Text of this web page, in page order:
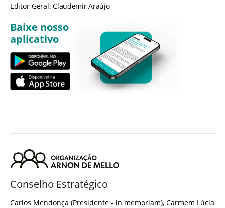
Editor-Geral: Claudemir Araújo
Baixe nosso
aplicativo
Conselho Estratégico
Carlos Mendonça (Presidente - in memoriam), Carmem Lúcia